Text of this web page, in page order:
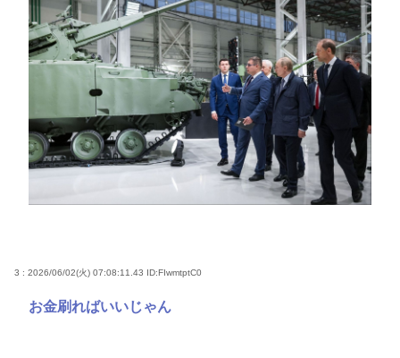
3 : 2026/06/02(火) 07:08:11.43 ID:FIwmtptC0
お金刷ればいいじゃん